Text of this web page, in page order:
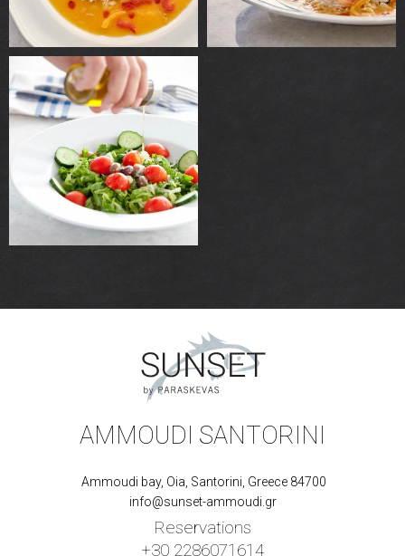
AMMOUDI SANTORINI
Ammoudi bay, Oia, Santorini, Greece 84700
info@sunset-ammoudi.gr
Reservations
+30 2286071614